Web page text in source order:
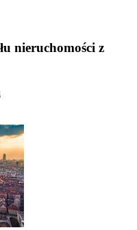
nieruchomości z